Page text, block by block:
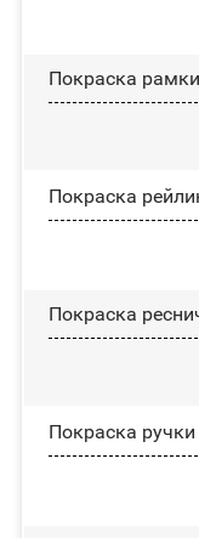
Покраска
Покраска
Покраска
Покраска